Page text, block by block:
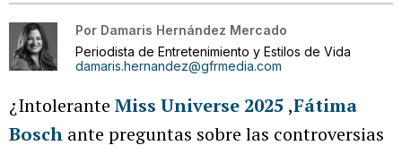
Por Damaris Hernández Mercado
Periodista de Entretenimiento y Estilos de Vida
damaris.hernandez@gfrmedia.com
¿Intolerante Miss Universe 2025 ,Fátima
Bosch ante preguntas sobre las controversias